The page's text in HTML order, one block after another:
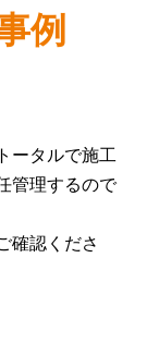
例
ータルで施工
管理するので
確認くださ